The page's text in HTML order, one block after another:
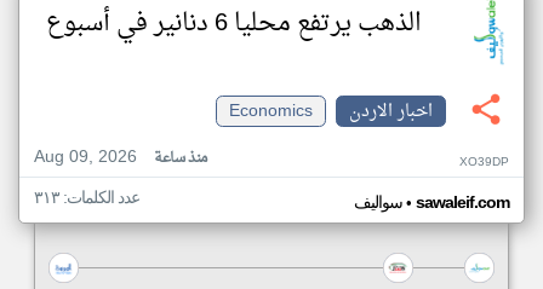
الذهب يرتفع محليا 6 دنانير في أسبوع
اخبار الاردن
Economics
Aug 09, 2026
منذ ساعة XO39DP
سواليف• sawaleif.com عدد الكلمات: ٣١٣